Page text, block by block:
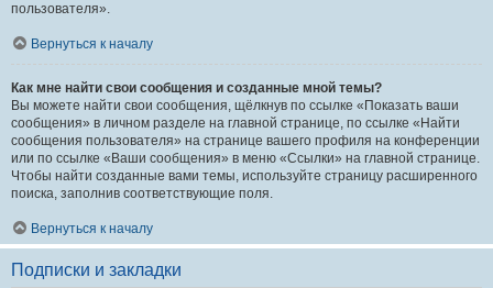
пользователя».
Вернуться к началу
Как мне найти свои сообщения и созданные мной темы?
Вы можете найти свои сообщения, щёлкнув по ссылке «Показать ваши
сообщения» в личном разделе на главной странице, по ссылке «Найти
сообщения пользователя» на странице вашего профиля на конференции
или по ссылке «Ваши сообщения» в меню «Ссылки» на главной странице.
Чтобы найти созданные вами темы, используйте страницу расширенного
поиска, заполнив соответствующие поля.
Вернуться к началу
Подписки и закладки